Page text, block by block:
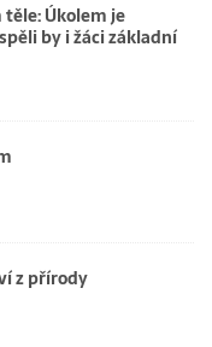
Úkolem je
by i žáci základní
z přírody